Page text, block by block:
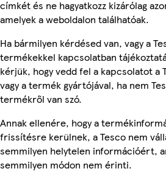
címkét és ne hagyatkozz kizárólag
amelyek a weboldalon találhatóak.
Ha bármilyen kérdésed van, vagy a
termékekkel kapcsolatban
kérjük, hogy vedd fel a kapcsolatot a
vagy a termék gyártójával, ha nem
termékről van szó.
Annak ellenére, hogy a
frissítésre kerülnek, a Tesco nem
semmilyen helytelen információért,
semmilyen módon nem érinti.